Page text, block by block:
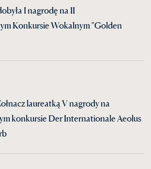
I nagrodę na II
Konkursie Wokalnym "Golden
laureatką V nagrody na
konkursie Der Internationale Aeolus